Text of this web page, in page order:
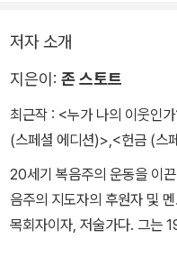
저자 소개
지은이: 존 스토트
최근작 : <누가 나의 이웃인
(스페셜 에디션)>,<헌금 (스
20세기 복음주의 운동을 이
음주의 지도자의 후원자 및
목회자이자, 저술가다. 그는 1921년에 영국에서 태어나 케임브리지